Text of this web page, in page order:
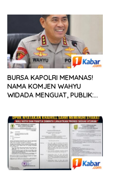
BURSA KAPOLRI MEMANAS!
NAMA KOMJEN WAHYU
WIDADA MENGUAT, PUBLIK: